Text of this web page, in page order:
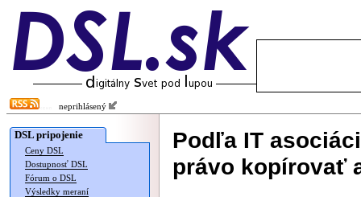
neprihlásený
DSL pripojenie
Ceny DSL
Dostupnosť DSL
Fórum o DSL
Výsledky meraní
Podľa IT
právo kopírovať